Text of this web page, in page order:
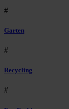
#
Garten
#
Recycling
#